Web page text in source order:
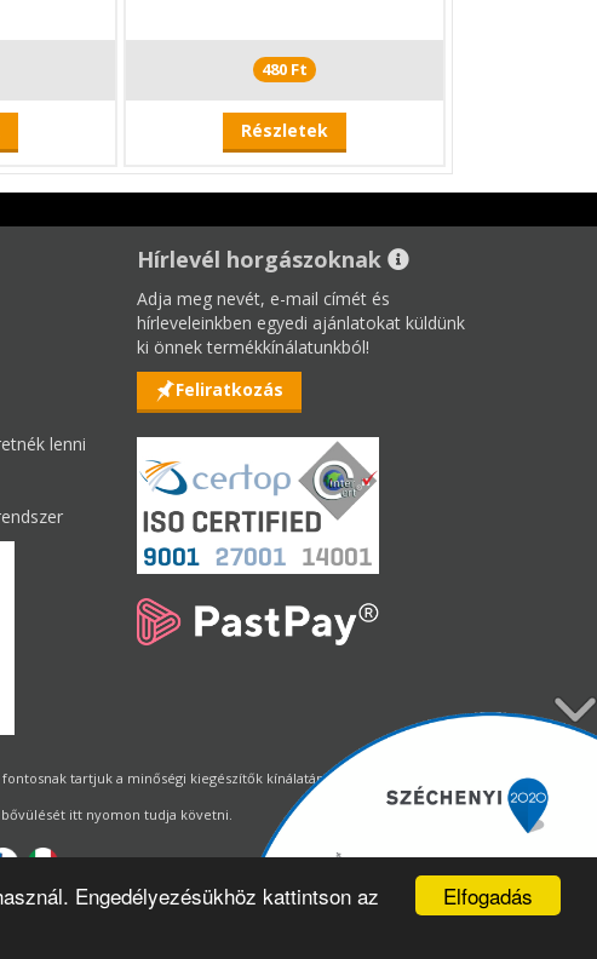
Elfogadás
Engedélyezésükhöz kattintson az
480 Ft
Részletek
lenni
Hírlevél horgászoknak
Adja meg nevét, e-mail címét és
hírleveleinkben egyedi ajánlatokat küldünk
ki önnek termékkínálatunkból!
Feliratkozás
tartjuk a minőségi kiegészítők kínálatának állandó biztosítását.
itt nyomon tudja követni.